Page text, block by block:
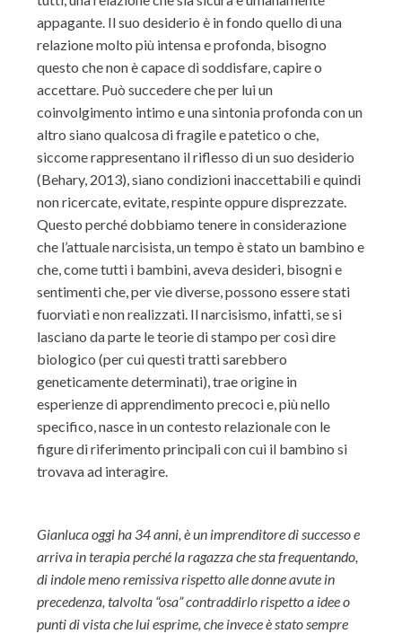
appagante. Il suo desiderio è in fondo quello di una
relazione molto più intensa e profonda, bisogno
questo che non è capace di soddisfare, capire o
accettare. Può succedere che per lui un
coinvolgimento intimo e una sintonia profonda con un
altro siano qualcosa di fragile e patetico o che,
siccome rappresentano il riflesso di un suo desiderio
(Behary, 2013), siano condizioni inaccettabili e quindi
non ricercate, evitate, respinte oppure disprezzate.
Questo perché dobbiamo tenere in considerazione
che l’attuale narcisista, un tempo è stato un bambino e
che, come tutti i bambini, aveva desideri, bisogni e
sentimenti che, per vie diverse, possono essere stati
fuorviati e non realizzati. Il narcisismo, infatti, se si
lasciano da parte le teorie di stampo per così dire
biologico (per cui questi tratti sarebbero
geneticamente determinati), trae origine in
esperienze di apprendimento precoci e, più nello
specifico, nasce in un contesto relazionale con le
figure di riferimento principali con cui il bambino si
trovava ad interagire.
Gianluca oggi ha 34 anni, è un imprenditore di successo e
arriva in terapia perché la ragazza che sta frequentando,
di indole meno remissiva rispetto alle donne avute in
precedenza, talvolta “osa” contraddirlo rispetto a idee o
punti di vista che lui esprime, che invece è stato sempre